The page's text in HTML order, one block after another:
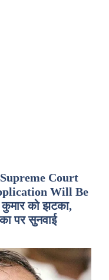
Court
Will Be
को झटका,
पर सुनवाई